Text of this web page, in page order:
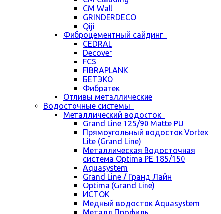
CM Wall
GRINDERDECO
Qiji
Фиброцементный сайдинг
CEDRAL
Decover
FCS
FIBRAPLANK
БЕТЭКО
Фибратек
Отливы металлические
Водосточные системы
Металлический водосток
Grand Line 125/90 Matte PU
Прямоугольный водосток Vortex
Lite (Grand Line)
Металлическая Водосточная
система Optima PE 185/150
Aquasystem
Grand Line / Гранд Лайн
Optima (Grand Line)
ИСТОК
Медный водосток Aquasystem
Металл Профиль